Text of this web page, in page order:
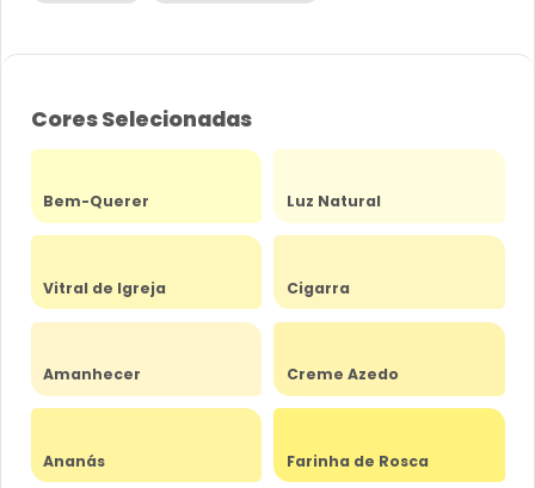
Cores Selecionadas
Bem-Querer Luz Natural
Vitral de Igreja Cigarra
Amanhecer Creme Azedo
Ananás Farinha de Rosca